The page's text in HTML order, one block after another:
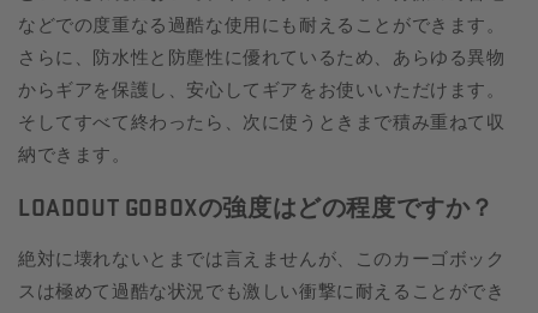
などでの度重なる過酷な使用にも耐えることができます。
さらに、防水性と防塵性に優れているため、あらゆる異物
からギアを保護し、安心してギアをお使いいただけます。
そしてすべて終わったら、次に使うときまで積み重ねて収
納できます。
LOADOUT GOBOXの強度はどの程度ですか？
絶対に壊れないとまでは言えませんが、このカーゴボック
スは極めて過酷な状況でも激しい衝撃に耐えることができ